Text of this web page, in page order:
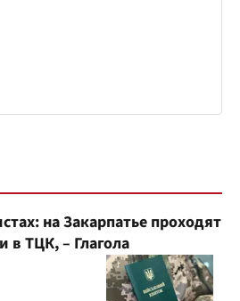
на Закарпатье проходят
в ТЦК, – Глагола